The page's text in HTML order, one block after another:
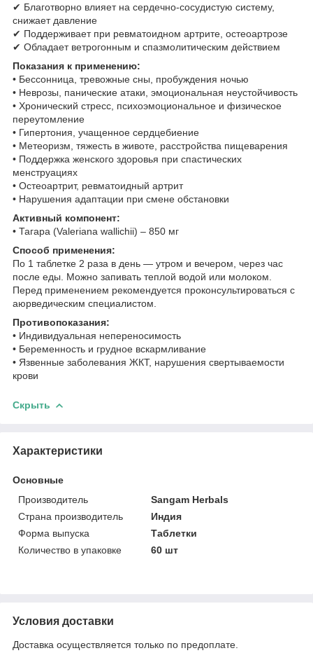
✔ Благотворно влияет на сердечно-сосудистую систему,
снижает давление
✔ Поддерживает при ревматоидном артрите, остеоартрозе
✔ Обладает ветрогонным и спазмолитическим действием
Показания к применению:
• Бессонница, тревожные сны, пробуждения ночью
• Неврозы, панические атаки, эмоциональная неустойчивость
• Хронический стресс, психоэмоциональное и физическое
переутомление
• Гипертония, учащенное сердцебиение
• Метеоризм, тяжесть в животе, расстройства пищеварения
• Поддержка женского здоровья при спастических
менструациях
• Остеоартрит, ревматоидный артрит
• Нарушения адаптации при смене обстановки
Активный компонент:
• Тагара (Valeriana wallichii) – 850 мг
Способ применения:
По 1 таблетке 2 раза в день — утром и вечером, через час
после еды. Можно запивать теплой водой или молоком.
Перед применением рекомендуется проконсультироваться с
аюрведическим специалистом.
Противопоказания:
• Индивидуальная непереносимость
• Беременность и грудное вскармливание
• Язвенные заболевания ЖКТ, нарушения свертываемости
крови
Скрыть
Характеристики
Основные
Производитель
Sangam Herbals
Страна производитель
Индия
Форма выпуска
Таблетки
Количество в упаковке
60 шт
Условия доставки
Доставка осуществляется только по предоплате.